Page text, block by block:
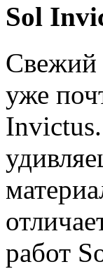
Sol
Свежий
уже
работ